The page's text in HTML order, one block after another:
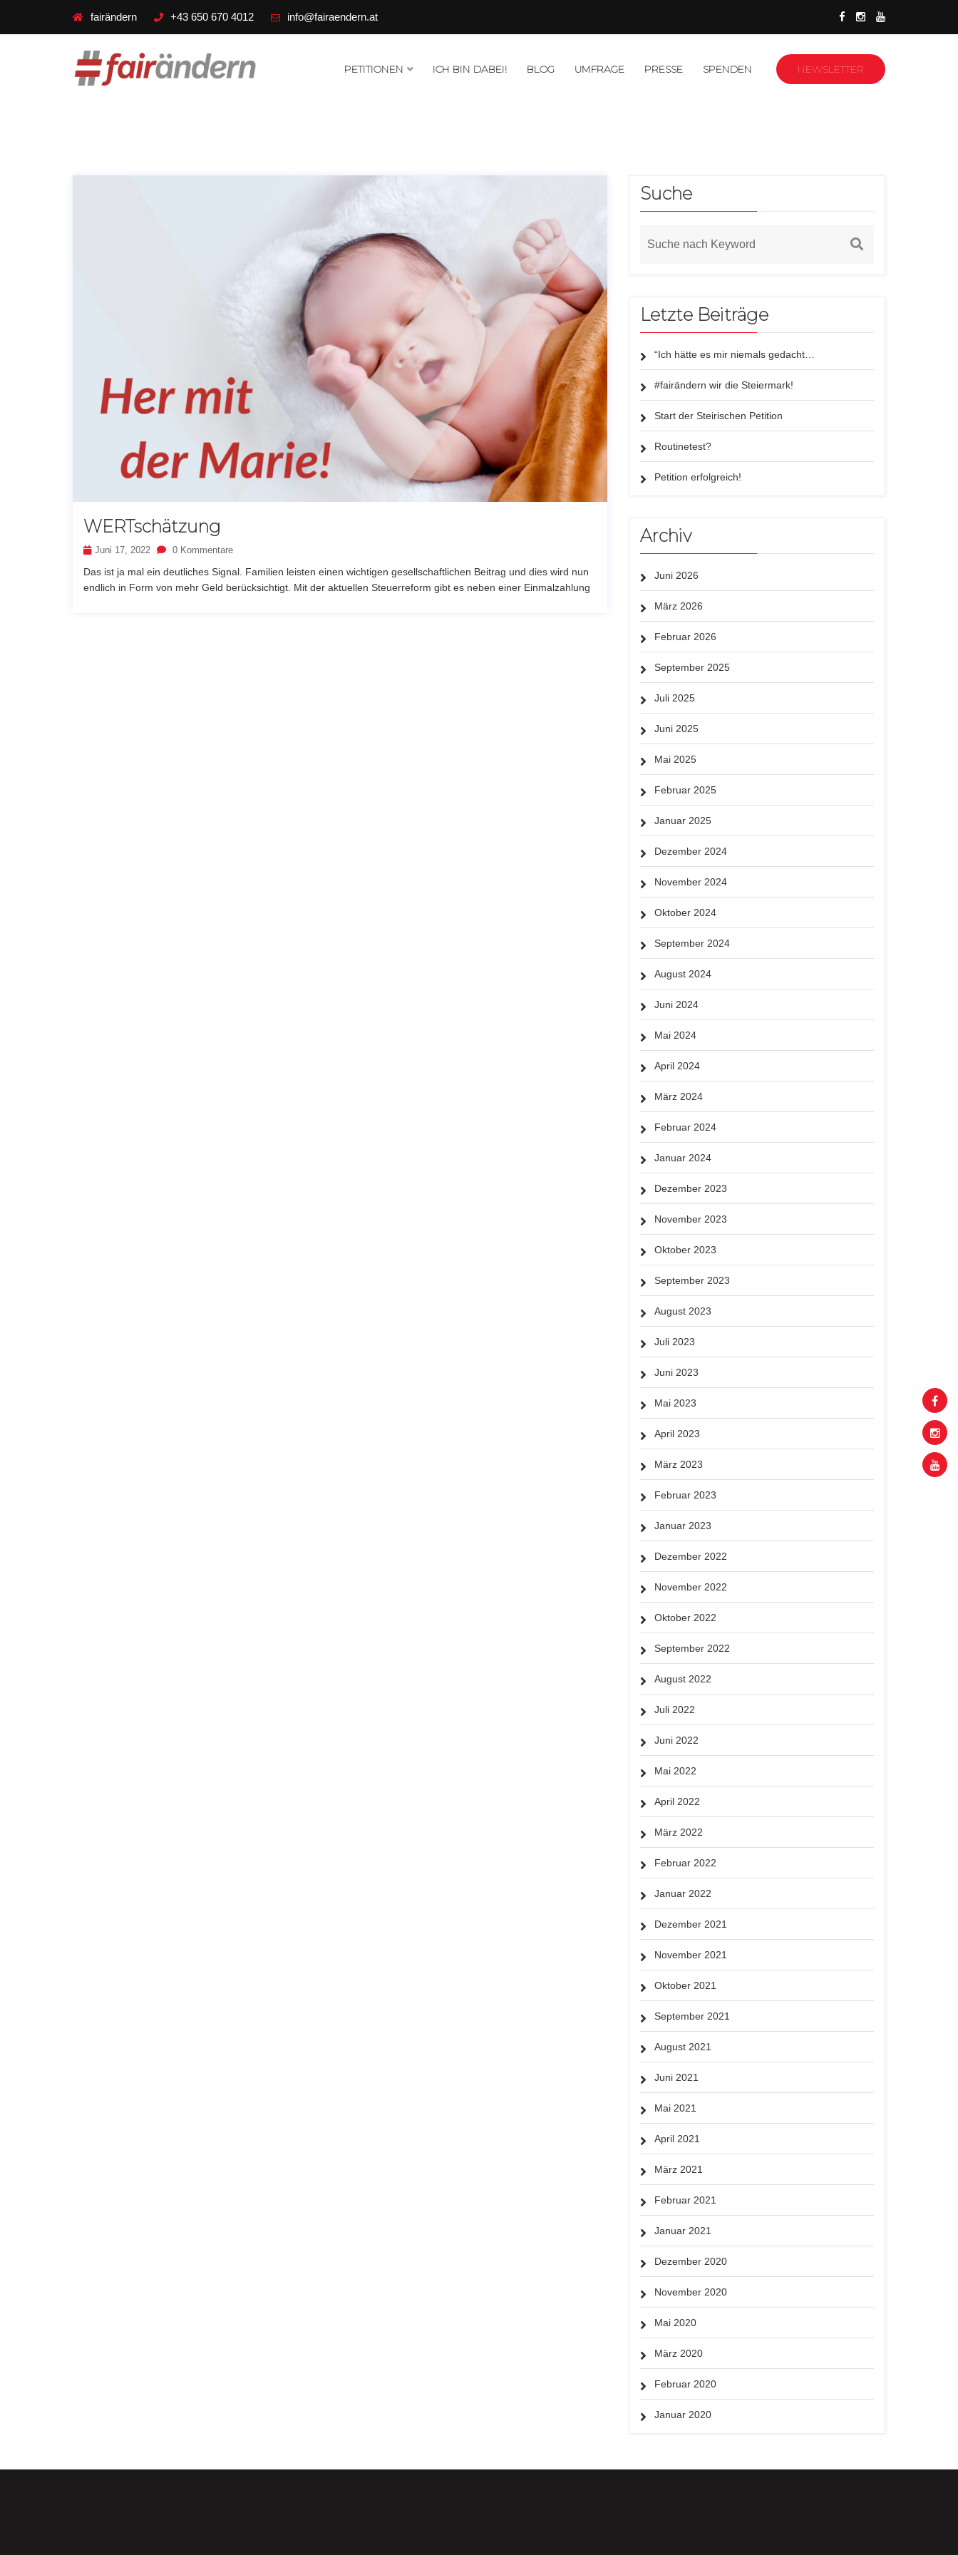
fairändern +43 650 670 4012 info@fairaendern.at
PETITIONEN ICH BIN DABEI! BLOG UMFRAGE PRESSE SPENDEN NEWSLETTER
WERTschätzung
Juni 17, 2022 0 Kommentare
Das ist ja mal ein deutliches Signal. Familien leisten einen wichtigen gesellschaftlichen Beitrag und dies wird nun
endlich in Form von mehr Geld berücksichtigt. Mit der aktuellen Steuerreform gibt es neben einer Einmalzahlung
Suche
Letzte Beiträge
“Ich hätte es mir niemals gedacht…
#fairändern wir die Steiermark!
Start der Steirischen Petition
Routinetest?
Petition erfolgreich!
Archiv
Juni 2026
März 2026
Februar 2026
September 2025
Juli 2025
Juni 2025
Mai 2025
Februar 2025
Januar 2025
Dezember 2024
November 2024
Oktober 2024
September 2024
August 2024
Juni 2024
Mai 2024
April 2024
März 2024
Februar 2024
Januar 2024
Dezember 2023
November 2023
Oktober 2023
September 2023
August 2023
Juli 2023
Juni 2023
Mai 2023
April 2023
März 2023
Februar 2023
Januar 2023
Dezember 2022
November 2022
Oktober 2022
September 2022
August 2022
Juli 2022
Juni 2022
Mai 2022
April 2022
März 2022
Februar 2022
Januar 2022
Dezember 2021
November 2021
Oktober 2021
September 2021
August 2021
Juni 2021
Mai 2021
April 2021
März 2021
Februar 2021
Januar 2021
Dezember 2020
November 2020
Mai 2020
März 2020
Februar 2020
Januar 2020